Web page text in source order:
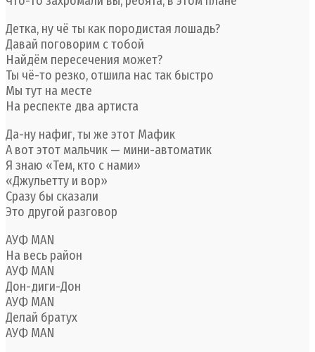
Детка, ну чё ты как породистая лошадь?
Давай поговорим с тобой
Найдём пересечения может?
Ты чё-то резко, отшила нас так быстро
Мы тут на месте
На респекте два артиста
Да-ну нафиг, ты же этот Мафик
А вот этот мальчик — мини-автоматик
Я знаю «Тем, кто с нами»
«Джульетту и вор»
Сразу бы сказали
Это другой разговор
АУФ MAN
На весь район
АУФ MAN
Дон-диги-Дон
АУФ MAN
Делай братух
АУФ MAN